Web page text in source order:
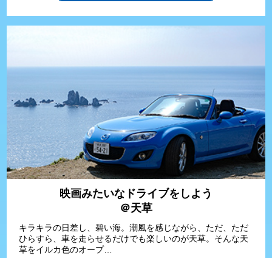
映画みたいなドライブをしよう
＠天草
キラキラの日差し、碧い海。潮風を感じながら、ただ、ただ
ひらすら、車を走らせるだけでも楽しいのが天草。そんな天
草をイルカ色のオープ…